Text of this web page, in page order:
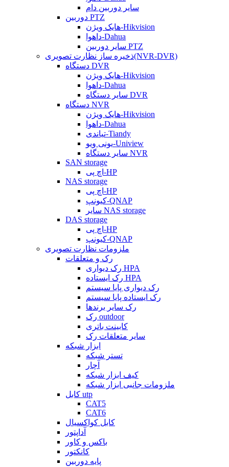
سایر دوربین دام
دوربین PTZ
هایک ویژن-Hikvision
داهوا-Dahua
سایر دوربین PTZ
ذخیره ساز نظارت تصویری(NVR-DVR)
دستگاه DVR
هایک ویژن-Hikvision
داهوا-Dahua
سایر دستگاه DVR
دستگاه NVR
هایک ویژن-Hikvision
داهوا-Dahua
تیاندی-Tiandy
یونی ویو-Uniview
سایر دستگاه NVR
SAN storage
اچ پی-HP
NAS storage
اچ پی-HP
کیونپ-QNAP
سایر NAS storage
DAS storage
اچ پی-HP
کیونپ-QNAP
ملزومات نظارت تصویری
رک و متعلقات
رک دیواری HPA
رک ایستاده HPA
رک دیواری پایا سیستم
رک ایستاده پایا سیستم
رک سایر برندها
رک outdoor
کابینت باتری
سایر متعلقات رک
ابزار شبکه
تستر شبکه
آچار
کیف ابزار شبکه
ملزومات جانبی ابزار شبکه
کابل utp
CAT5
CAT6
کابل کواکسیال
آداپتور
باکس و کاور
کانکتور
پایه دوربین